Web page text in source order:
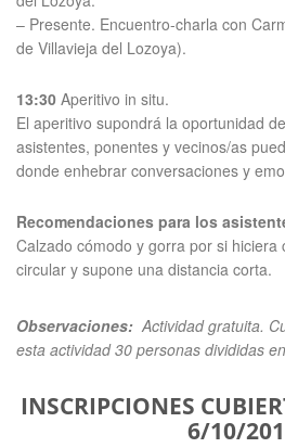
– Presente. Encuentro-charla con
de Villavieja del Lozoya).
13:30 Aperitivo in situ.
El aperitivo supondrá la oportunidad
asistentes, ponentes y vecinos/as
donde enhebrar conversaciones y
Recomendaciones para los
Calzado cómodo y gorra por si
circular y supone una distancia corta.
Observaciones:Actividad gratuita.
esta actividad 30 personas divididas
INSCRIPCIONES
6/10/